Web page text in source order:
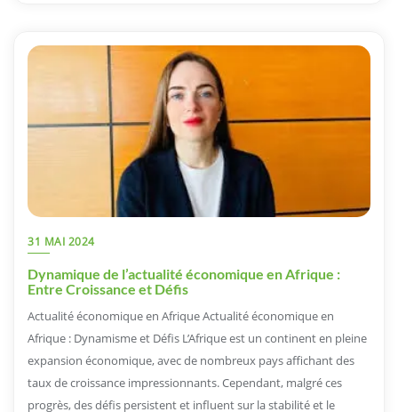
31 MAI 2024
Dynamique de l’actualité économique en Afrique :
Entre Croissance et Défis
Actualité économique en Afrique Actualité économique en
Afrique : Dynamisme et Défis L’Afrique est un continent en pleine
expansion économique, avec de nombreux pays affichant des
taux de croissance impressionnants. Cependant, malgré ces
progrès, des défis persistent et influent sur la stabilité et le